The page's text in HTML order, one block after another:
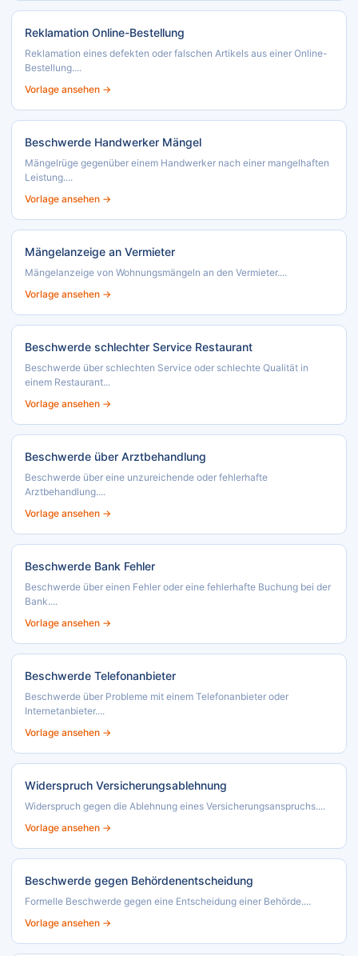
Reklamation Online-Bestellung
Reklamation eines defekten oder falschen Artikels aus einer Online-
Bestellung....
Vorlage ansehen →
Beschwerde Handwerker Mängel
Mängelrüge gegenüber einem Handwerker nach einer mangelhaften
Leistung....
Vorlage ansehen →
Mängelanzeige an Vermieter
Mängelanzeige von Wohnungsmängeln an den Vermieter....
Vorlage ansehen →
Beschwerde schlechter Service Restaurant
Beschwerde über schlechten Service oder schlechte Qualität in
einem Restaurant...
Vorlage ansehen →
Beschwerde über Arztbehandlung
Beschwerde über eine unzureichende oder fehlerhafte
Arztbehandlung....
Vorlage ansehen →
Beschwerde Bank Fehler
Beschwerde über einen Fehler oder eine fehlerhafte Buchung bei der
Bank....
Vorlage ansehen →
Beschwerde Telefonanbieter
Beschwerde über Probleme mit einem Telefonanbieter oder
Internetanbieter....
Vorlage ansehen →
Widerspruch Versicherungsablehnung
Widerspruch gegen die Ablehnung eines Versicherungsanspruchs....
Vorlage ansehen →
Beschwerde gegen Behördenentscheidung
Formelle Beschwerde gegen eine Entscheidung einer Behörde....
Vorlage ansehen →